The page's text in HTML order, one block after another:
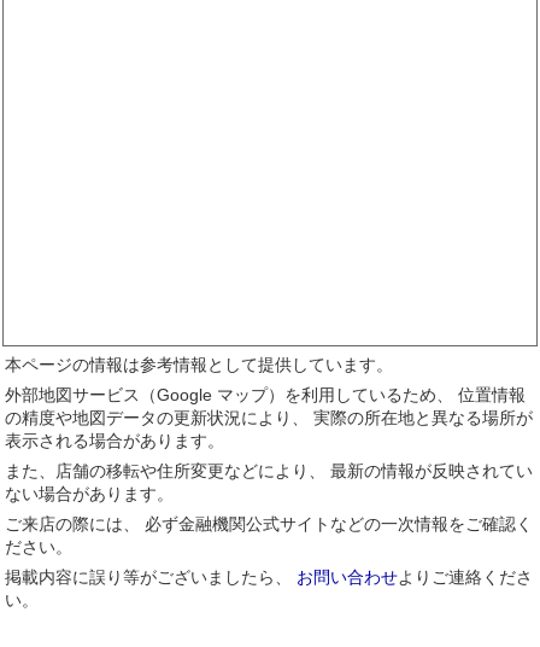
本ページの情報は参考情報として提供しています。
外部地図サービス（Google マップ）を利用しているため、 位置情報
の精度や地図データの更新状況により、 実際の所在地と異なる場所が
表示される場合があります。
また、店舗の移転や住所変更などにより、 最新の情報が反映されてい
ない場合があります。
ご来店の際には、 必ず金融機関公式サイトなどの一次情報をご確認く
ださい。
掲載内容に誤り等がございましたら、 お問い合わせよりご連絡くださ
い。